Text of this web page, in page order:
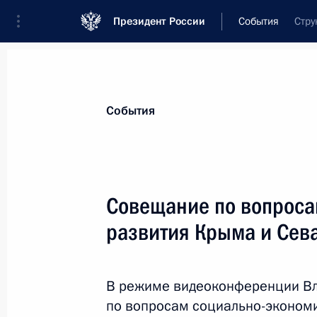
Президент России События
Новости
Заседание наблюдательного
События
Совещание по
развития Крыма и
В режиме видеоконференции
по вопросам социально-